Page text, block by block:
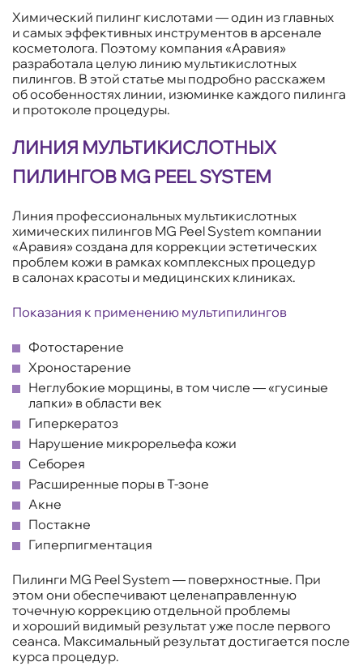
Химический пилинг кислотами — один из главных
и самых эффективных инструментов в арсенале
косметолога. Поэтому компания «Аравия»
разработала целую линию мультикислотных
пилингов. В этой статье мы подробно расскажем
об особенностях линии, изюминке каждого пилинга
и протоколе процедуры.
ЛИНИЯ МУЛЬТИКИСЛОТНЫХ
ПИЛИНГОВ MG PEEL SYSTEM
Линия профессиональных мультикислотных
химических пилингов MG Peel System компании
«Аравия» создана для коррекции эстетических
проблем кожи в рамках комплексных процедур
в салонах красоты и медицинских клиниках.
Показания к применению мультипилингов
Фотостарение
Хроностарение
Неглубокие морщины, в том числе — «гусиные
лапки» в области век
Гиперкератоз
Нарушение микрорельефа кожи
Себорея
Расширенные поры в Т-зоне
Акне
Постакне
Гиперпигментация
Пилинги MG Peel System — поверхностные. При
этом они обеспечивают целенаправленную
точечную коррекцию отдельной проблемы
и хороший видимый результат уже после первого
сеанса. Максимальный результат достигается после
курса процедур.